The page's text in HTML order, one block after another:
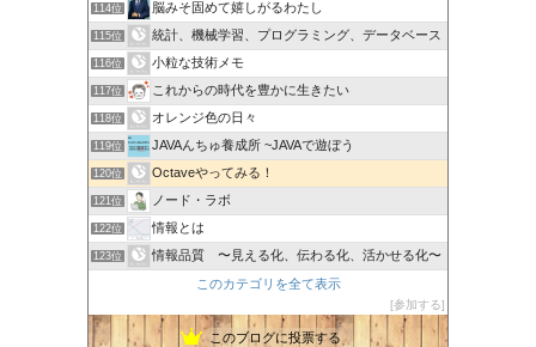
114位 脳みそ固めて嬉しがるわたし
115位 統計、機械学習、プログラミング、データベース
116位 小粒な技術メモ
117位 これからの時代を豊かに生きたい
118位 オレンジ色の日々
119位 JAVAんちゅ養成所 ~JAVAで遊ぼう
120位 Octaveやってみる！
121位 ノード・ラボ
122位 情報とは
123位 情報品質 〜見える化、伝わる化、活かせる化〜
このカテゴリを全て表示
参加する
このブログに投票する